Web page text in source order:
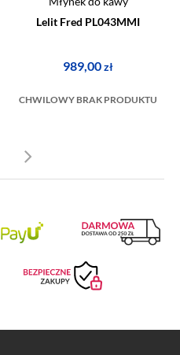
Lelit Fred PL043MMI
989,00zł
CHWILOWY BRAK PRODUKTU